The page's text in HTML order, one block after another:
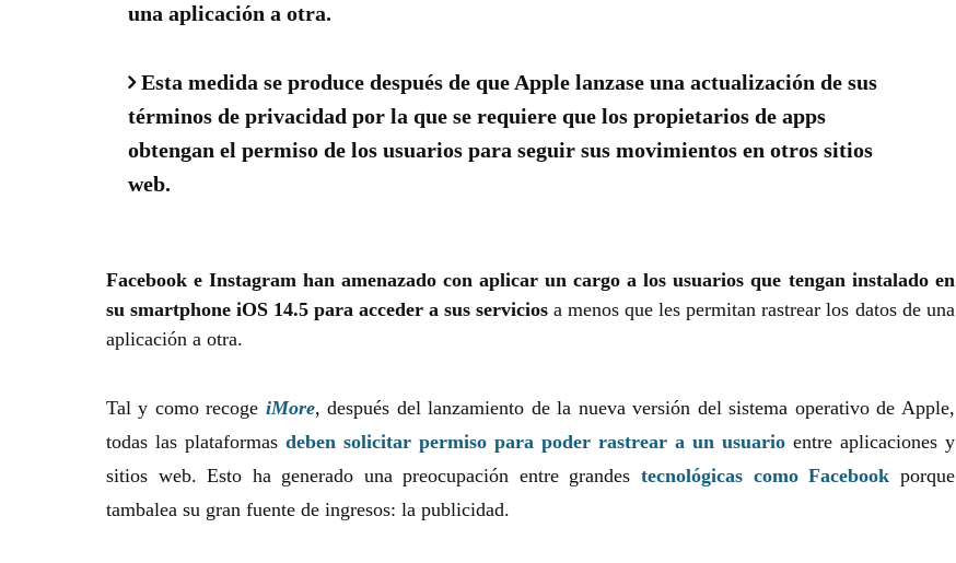
una aplicación a otra.
Esta medida se produce después de que Apple lanzase una actualización de sus
términos de privacidad por la que se requiere que los propietarios de apps
obtengan el permiso de los usuarios para seguir sus movimientos en otros sitios
web.
Facebook e Instagram han amenazado con aplicar un cargo a los usuarios que tengan instalado en
su smartphone iOS 14.5 para acceder a sus serviciosa menos que les permitan rastrear los datos de una
aplicación a otra.
Tal y como recoge iMore, después del lanzamiento de la nueva versión del sistema operativo de Apple,
todas las plataformas deben solicitar permiso para poder rastrear a un usuarioentre aplicaciones y
sitios web. Esto ha generado una preocupación entre grandes tecnológicas como Facebook porque
tambalea su gran fuente de ingresos: la publicidad.